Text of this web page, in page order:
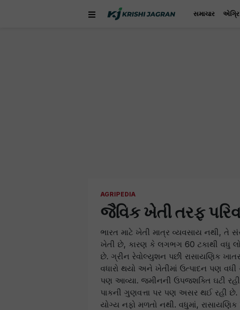
સમાચાર
AGRIPEDIA
જૈવિક ખેતી તરફ
ભારત માટે ખેતી માત્ર વ્યવસાય નથી, તે
ખેતી છે, કારણ કે લગભગ 60 ટકાથી વધુ
છે. ગ્રીન રેવોલ્યુશન પછી રાસાયણિક
વધારો થયો અને ખેતીમાં ઉત્પાદન પણ વધી
પણ આવ્યા. જમીનની ઉપજશક્તિ ઘટી
પાકની ગુણવત્તા પર પણ અસર થઈ રહી છે.
યોગ્ય નફો મળતો નથી. વધુમાં,